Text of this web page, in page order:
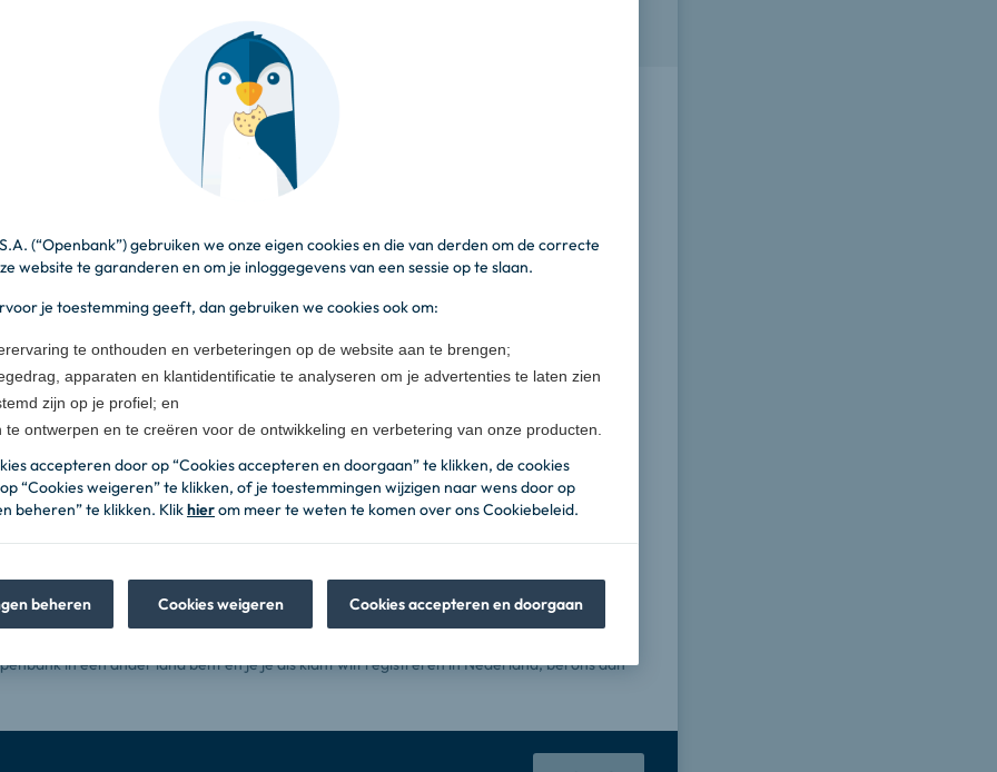
dan kun je het hier hervatten.
in een ander land bent en je je als klant wilt registreren in Nederland, bel ons dan
(“Openbank”) gebruiken we onze eigen cookies en die van derden om de correcte
website te garanderen en om je inloggegevens van een sessie op te slaan.
je toestemming geeft, dan gebruiken we cookies ook om:
te onthouden en verbeteringen op de website aan te brengen;
apparaten en klantidentificatie te analyseren om je advertenties te laten zien
zijn op je profiel; en
te ontwerpen en te creëren voor de ontwikkeling en verbetering van onze producten.
accepteren door op “Cookies accepteren en doorgaan” te klikken, de cookies
“Cookies weigeren” te klikken, of je toestemmingen wijzigen naar wens door op
beheren” te klikken. Klikhierom meer te weten te komen over ons Cookiebeleid.
beheren Cookies weigeren Cookies accepteren en doorgaan